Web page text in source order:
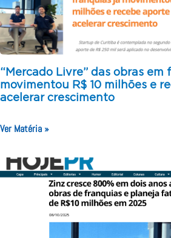
“Mercado Livre” das obras em
movimentou R$ 10 milhões e
acelerar crescimento
Ver Matéria »